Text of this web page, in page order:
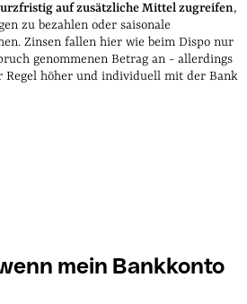
auf zusätzliche Mittel zugreifen,
zu bezahlen oder saisonale
Zinsen fallen hier wie beim Dispo nur
genommenen Betrag an - allerdings
höher und individuell mit der Bank
mein Bankkonto